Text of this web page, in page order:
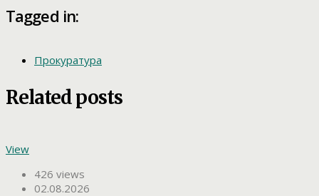
Tagged in:
Прокуратура
Related posts
View
426 views
02.08.2026